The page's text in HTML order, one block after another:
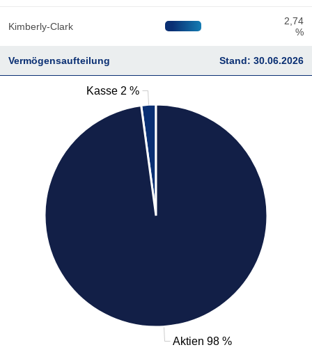
Kimberly-Clark
2,74
%
Vermögensaufteilung Stand: 30.06.2026
Aktien 98 %
Kasse 2 %